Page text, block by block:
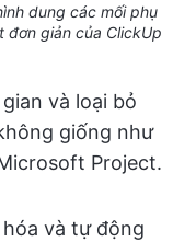
dung các mối phụ
đơn giản của ClickUp
và loại bỏ
giống như
Project.
và tự động